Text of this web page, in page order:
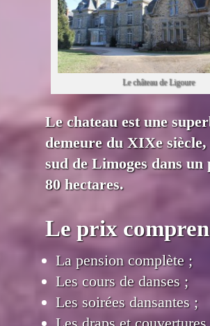
Le château de Ligoure
Le chateau est une
demeure du XIXe
sud de Limoges dans un
80 hectares.
Le prix
La pension complète ;
Les cours de danses ;
Les soirées dansantes ;